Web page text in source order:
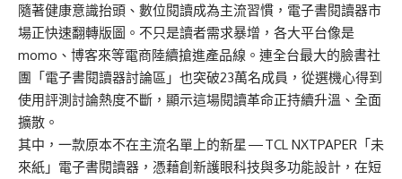
隨著健康意識抬頭、數位閱讀成為主流習慣，電子書閱讀器市
場正快速翻轉版圖。不只是讀者需求暴增，各大平台像是
momo、博客來等電商陸續搶進產品線。連全台最大的臉書社
團「電子書閱讀器討論區」也突破23萬名成員，從選機心得到
使用評測討論熱度不斷，顯示這場閱讀革命正持續升溫、全面
擴散。
其中，一款原本不在主流名單上的新星 — TCL NXTPAPER「未
來紙」電子書閱讀器，憑藉創新護眼科技與多功能設計，在短